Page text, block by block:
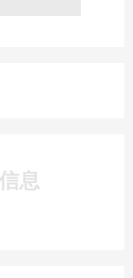
息